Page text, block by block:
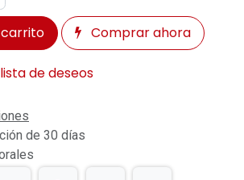
Comprar ahora
de deseos
de 30 días